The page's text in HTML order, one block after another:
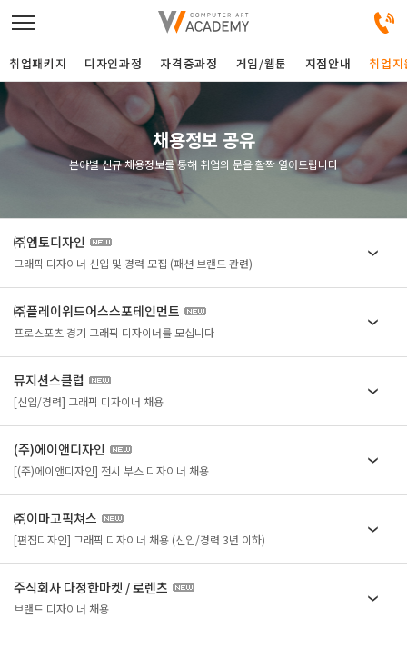
디자인정규과정
디자인단과과정
게임과정
자격증과정
커뮤니티
취업패키지
취업지원센터
고객상담센터
아카데미소개
지점별 홈페이지
취업패키지 디자인과정 자격증과정 게임/웹툰 지점안내 취업
채용정보 공유
분야별 신규 채용정보를 통해 취업의 문을 활짝 열어드립니다
㈜엠토디자인
그래픽 디자이너 신입 및 경력 모집 (패션 브랜드 관련)
㈜플레이위드어스스포테인먼트
프로스포츠 경기 그래픽 디자이너를 모십니다
뮤지션스클럽
[신입/경력] 그래픽 디자이너 채용
(주)에이앤디자인
[(주)에이앤디자인] 전시 부스 디자이너 채용
㈜이마고픽쳐스
[편집디자인] 그래픽 디자이너 채용 (신입/경력 3년 이하)
주식회사 다정한마켓 / 로렌츠
브랜드 디자이너 채용